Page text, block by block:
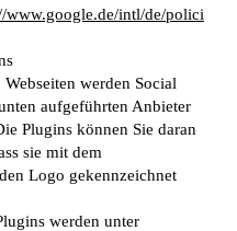
www.google.de/intl/de/polici
werden Social
aufgeführten Anbieter
Plugins können Sie daran
sie mit dem
Logo gekennzeichnet
werden unter